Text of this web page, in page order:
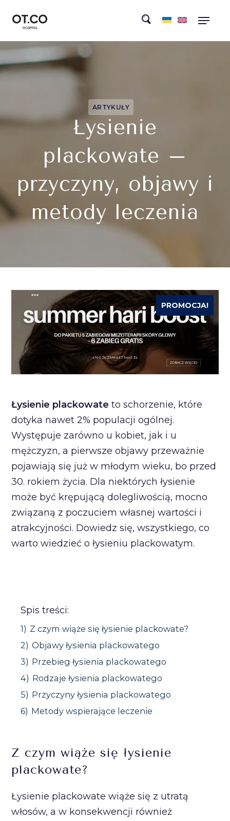
ARTYKUŁY
Łysienie
plackowate –
przyczyny, objawy i
metody leczenia
PROMOCJA!
Łysienie plackowate to schorzenie, które
dotyka nawet 2% populacji ogólnej.
Występuje zarówno u kobiet, jak i u
mężczyzn, a pierwsze objawy przeważnie
pojawiają się już w młodym wieku, bo przed
30. rokiem życia. Dla niektórych łysienie
może być krępującą dolegliwością, mocno
związaną z poczuciem własnej wartości i
atrakcyjności. Dowiedz się, wszystkiego, co
warto wiedzieć o łysieniu plackowatym.
Spis treści:
1) Z czym wiąże się łysienie plackowate?
2) Objawy łysienia plackowatego
3) Przebieg łysienia plackowatego
4) Rodzaje łysienia plackowatego
5) Przyczyny łysienia plackowatego
6) Metody wspierające leczenie
Z czym wiąże się łysienie
plackowate?
Łysienie plackowate wiąże się z utratą
włosów, a w konsekwencji również